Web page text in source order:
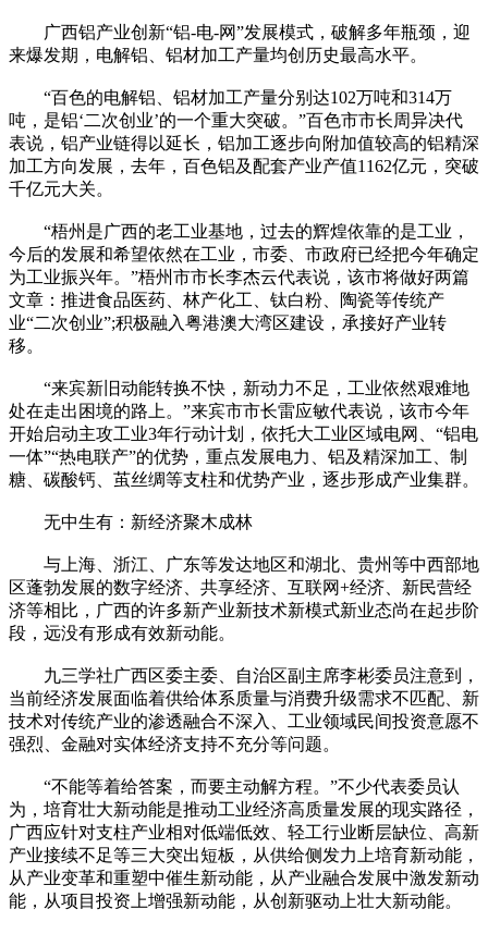
广西铝产业创新“铝-电-网”发展模式，破解多年瓶颈，迎
来爆发期，电解铝、铝材加工产量均创历史最高水平。
“百色的电解铝、铝材加工产量分别达102万吨和314万
吨，是铝‘二次创业’的一个重大突破。”百色市市长周异决代
表说，铝产业链得以延长，铝加工逐步向附加值较高的铝精深
加工方向发展，去年，百色铝及配套产业产值1162亿元，突破
千亿元大关。
“梧州是广西的老工业基地，过去的辉煌依靠的是工业，
今后的发展和希望依然在工业，市委、市政府已经把今年确定
为工业振兴年。”梧州市市长李杰云代表说，该市将做好两篇
文章：推进食品医药、林产化工、钛白粉、陶瓷等传统产
业“二次创业”;积极融入粤港澳大湾区建设，承接好产业转
移。
“来宾新旧动能转换不快，新动力不足，工业依然艰难地
处在走出困境的路上。”来宾市市长雷应敏代表说，该市今年
开始启动主攻工业3年行动计划，依托大工业区域电网、“铝电
一体”“热电联产”的优势，重点发展电力、铝及精深加工、制
糖、碳酸钙、茧丝绸等支柱和优势产业，逐步形成产业集群。
无中生有：新经济聚木成林
与上海、浙江、广东等发达地区和湖北、贵州等中西部地
区蓬勃发展的数字经济、共享经济、互联网+经济、新民营经
济等相比，广西的许多新产业新技术新模式新业态尚在起步阶
段，远没有形成有效新动能。
九三学社广西区委主委、自治区副主席李彬委员注意到，
当前经济发展面临着供给体系质量与消费升级需求不匹配、新
技术对传统产业的渗透融合不深入、工业领域民间投资意愿不
强烈、金融对实体经济支持不充分等问题。
“不能等着给答案，而要主动解方程。”不少代表委员认
为，培育壮大新动能是推动工业经济高质量发展的现实路径，
广西应针对支柱产业相对低端低效、轻工行业断层缺位、高新
产业接续不足等三大突出短板，从供给侧发力上培育新动能，
从产业变革和重塑中催生新动能，从产业融合发展中激发新动
能，从项目投资上增强新动能，从创新驱动上壮大新动能。